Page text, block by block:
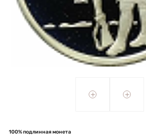
+ +
100% подлинная монета